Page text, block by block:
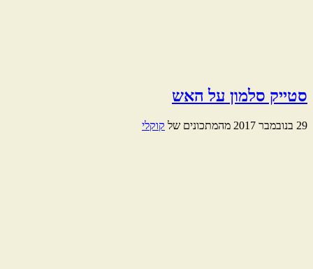
סטייק סלמון על האש
29 בנובמבר 2017 מהמתכונים של קוקלי